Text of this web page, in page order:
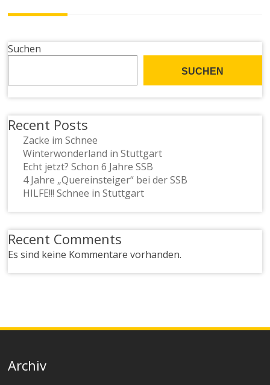
Suchen
SUCHEN
Recent Posts
Zacke im Schnee
Winterwonderland in Stuttgart
Echt jetzt? Schon 6 Jahre SSB
4 Jahre „Quereinsteiger“ bei der SSB
HILFE!!! Schnee in Stuttgart
Recent Comments
Es sind keine Kommentare vorhanden.
Archiv